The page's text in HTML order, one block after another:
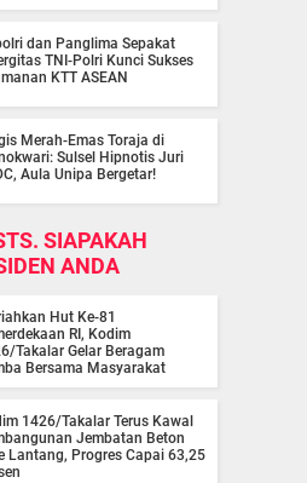
dan Panglima Sepakat
TNI-Polri Kunci Sukses
KTT ASEAN
Merah-Emas Toraja di
Sulsel Hipnotis Juri
Aula Unipa Bergetar!
SIAPAKAH
ANDA
Hut Ke-81
RI, Kodim
Takalar Gelar Beragam
Bersama Masyarakat
1426/Takalar Terus Kawal
Jembatan Beton
Lantang, Progres Capai 63,25